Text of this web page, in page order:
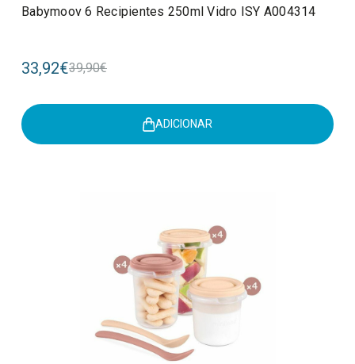
Babymoov 6 Recipientes 250ml Vidro ISY A004314
33,92€39,90€
ADICIONAR